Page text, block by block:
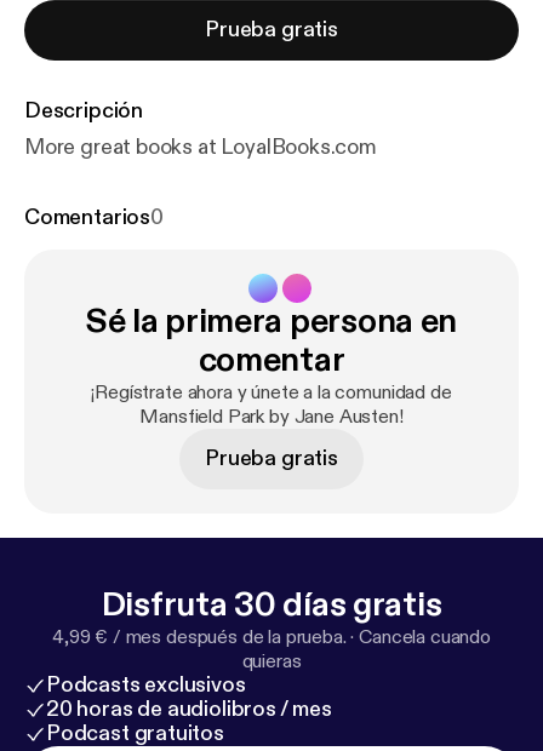
Prueba gratis
Descripción
More great books at LoyalBooks.com
Comentarios0
Sé la primera persona en
comentar
¡Regístrate ahora y únete a la comunidad de
Mansfield Park by Jane Austen!
Prueba gratis
Disfruta 30 días gratis
4,99 € / mes después de la prueba. ·Cancela cuando
quieras
Podcasts exclusivos
20 horas de audiolibros / mes
Podcast gratuitos